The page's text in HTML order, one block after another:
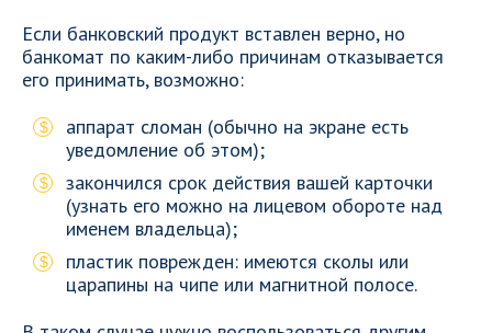
Если банковский продукт вставлен верно, но
банкомат по каким-либо причинам отказывается
его принимать, возможно:
аппарат сломан (обычно на экране есть
уведомление об этом);
закончился срок действия вашей карточки
(узнать его можно на лицевом обороте над
именем владельца);
пластик поврежден: имеются сколы или
царапины на чипе или магнитной полосе.